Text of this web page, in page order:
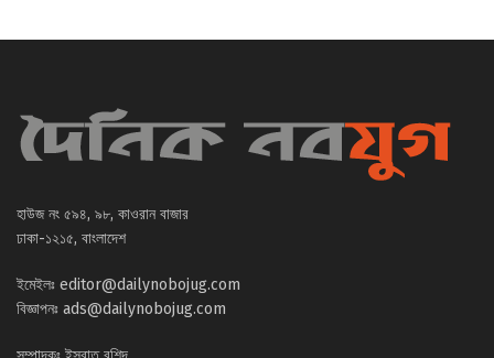
হাউজ নং ৫৯৪, ৯৮, কাওরান বাজার
ঢাকা-১২১৫, বাংলাদেশ
ইমেইলঃ editor@dailynobojug.com
বিজ্ঞাপনঃ ads@dailynobojug.com